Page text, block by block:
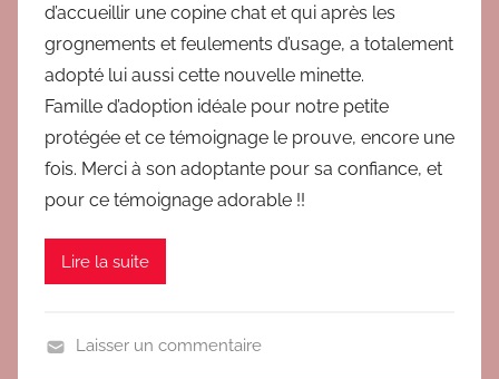
i
g
i
t
d’accueillir une copine chat et qui après les
grognements et feulements d’usage, a totalement
adopté lui aussi cette nouvelle minette.
Famille d’adoption idéale pour notre petite
protégée et ce témoignage le prouve, encore une
fois. Merci à son adoptante pour sa confiance, et
pour ce témoignage adorable !!
Lire la suite
Laisser un commentaire